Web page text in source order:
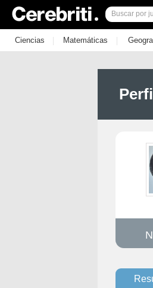
Ciencias | Matemáticas |